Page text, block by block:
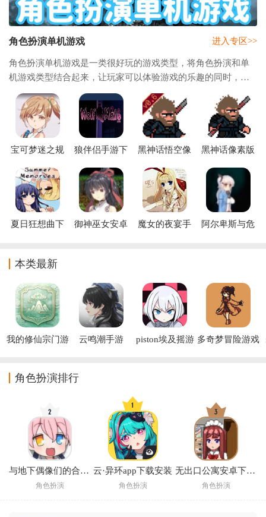
角色扮演单机游戏
角色扮演单机游戏是一类很好玩的游戏类型，将角色扮演和单
机游戏类型结合起来，让玩家可以体验游戏的乐趣的同时，还
可以让玩家不用很肝或者是花费大量的时间去体验，并且还可
以在这里体验角色扮演的快乐，和单机游戏
进入专区>>
宝可梦迷之规
(Pokémon
UNITE)
狼伴侣手游下
侣：恐怖狼人)
黑神话悟空像
(黑神话像素
版)
黑神话像素版
夏日狂想曲下
御神巫女安卓
魔女的夜宴手
阿尔卑斯与危
本类最新
我的修仙宗门游
云鸣潮手游
piston埃及摇游 多奇梦冒险游戏
角色扮演排行
与地下偶像们的合宿生活手游
角色扮演
云·异环app下载安装
角色扮演
无出口公寓安卓下载汉化版2026
角色扮演